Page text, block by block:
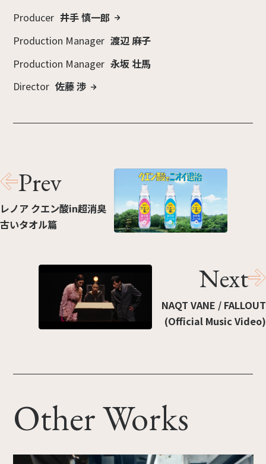
Producer 井手 慎一郎
Production Manager 渡辺 麻子
Production Manager 永坂 壮馬
Director 佐藤 渉
Prev
レノア クエン酸in超消臭
古いタオル篇
Next
NAQT VANE / FALLOUT
(Official Music Video)
Other Works